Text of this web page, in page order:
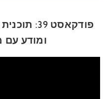
פודקאסט
ומודע עם